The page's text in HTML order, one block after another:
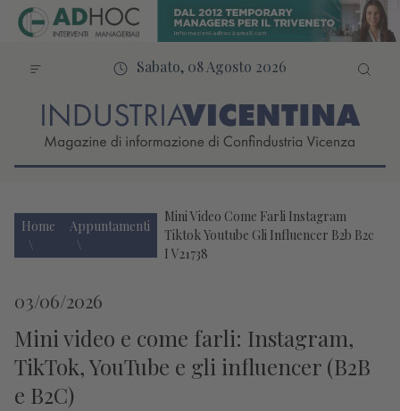
Sabato, 08 Agosto 2026
Home Appuntamenti
Mini Video Come Farli Instagram
Tiktok Youtube Gli Influencer B2b B2c
I V21738
03/06/2026
Mini video e come farli: Instagram,
TikTok, YouTube e gli influencer (B2B
e B2C)